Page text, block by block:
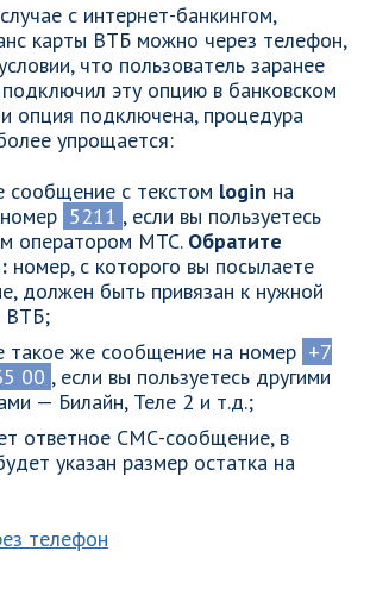
с интернет-банкингом,
карты ВТБ можно через телефон,
что пользователь заранее
эту опцию в банковском
опция подключена, процедура
упрощается:
сообщение с текстом login на
5211 , если вы пользуетесь
оператором МТС. Обратите
номер, с которого вы посылаете
должен быть привязан к нужной
ВТБ;
такое же сообщение на номер +7
00 , если вы пользуетесь другими
— Билайн, Теле 2 и т.д.;
ответное СМС-сообщение, в
указан размер остатка на